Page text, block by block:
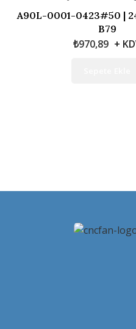
A90L-0001-0423#50 |
B79
₺970,89 +